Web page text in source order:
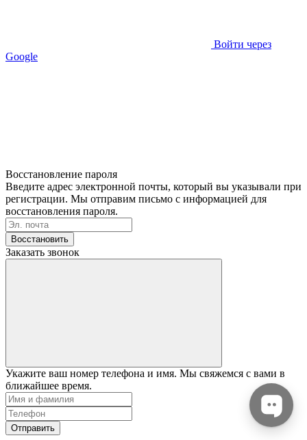
Войти через
Google
Восстановление пароля
Введите адрес электронной почты, который вы указывали при
регистрации. Мы отправим письмо с информацией для
восстановления пароля.
Восстановить
Заказать звонок
Укажите ваш номер телефона и имя. Мы свяжемся с вами в
ближайшее время.
Отправить